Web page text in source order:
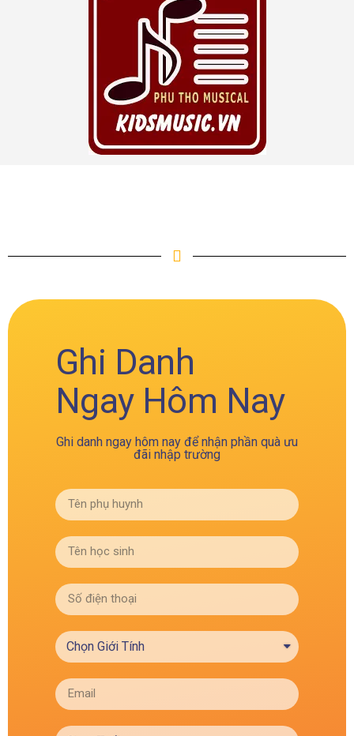
Ghi Danh
Ngay Hôm Nay
Ghi danh ngay hôm nay để nhận phần quà ưu
đãi nhập trường